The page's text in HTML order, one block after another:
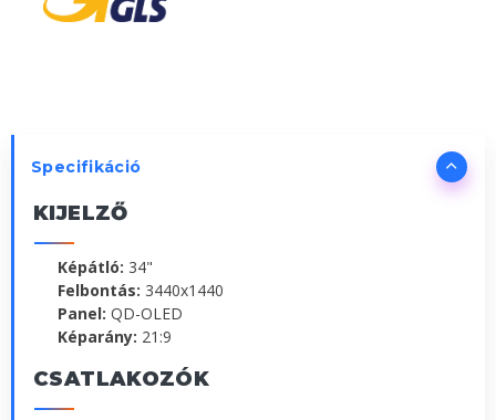
Specifikáció
KIJELZŐ
Képátló: 34"
Felbontás: 3440x1440
Panel: QD-OLED
Képarány: 21:9
CSATLAKOZÓK